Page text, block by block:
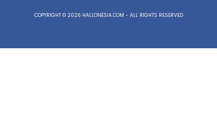
COPYRIGHT © 2026 HALLONESIA.COM - ALL RIGHTS RESERVED